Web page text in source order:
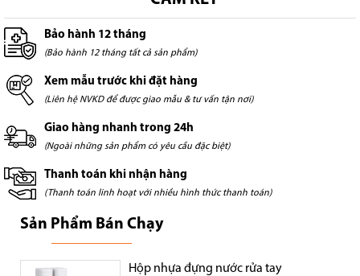
Bảo hành 12 tháng
(Bảo hành 12 tháng tất cả sản phẩm)
Xem mẫu trước khi đặt hàng
(Liên hệ NVKD để được giao mẫu & tư vấn tận nơi)
Giao hàng nhanh trong 24h
(Ngoài những sản phẩm có yêu cầu đặc biệt)
Thanh toán khi nhận hàng
(Thanh toán linh hoạt với nhiều hình thức thanh toán)
Sản Phẩm Bán Chạy
Hộp nhựa đựng nước rửa tay